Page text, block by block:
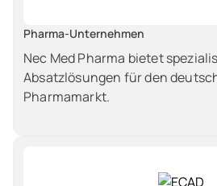
Pharma-Unternehmen
Nec Med Pharma bietet
Absatzlösungen für den
Pharmamarkt.